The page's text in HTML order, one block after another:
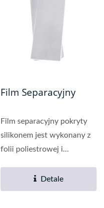
Film Separacyjny
Film separacyjny pokryty
silikonem jest wykonany z
folii poliestrowej i
Detale